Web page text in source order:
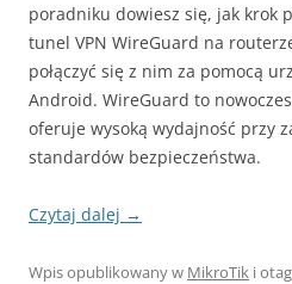
poradniku dowiesz się, jak krok
tunel VPN WireGuard na
połączyć się z nim za pomocą
Android. WireGuard to
oferuje wysoką wydajność przy
standardów bezpieczeństwa.
Czytaj dalej →
Wpis opublikowany w MikroTik i